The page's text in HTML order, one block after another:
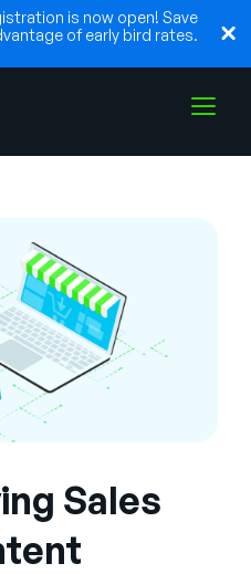
is now open! Save
of early bird rates.
English
Sales